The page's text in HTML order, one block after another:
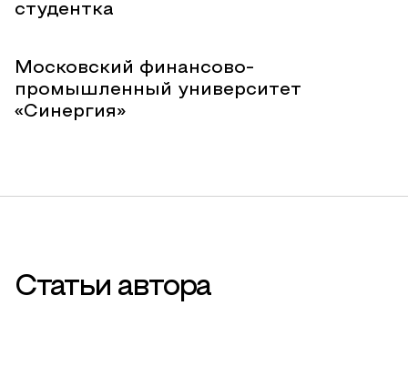
студентка
Московский финансово-
промышленный университет
«Синергия»
Статьи автора